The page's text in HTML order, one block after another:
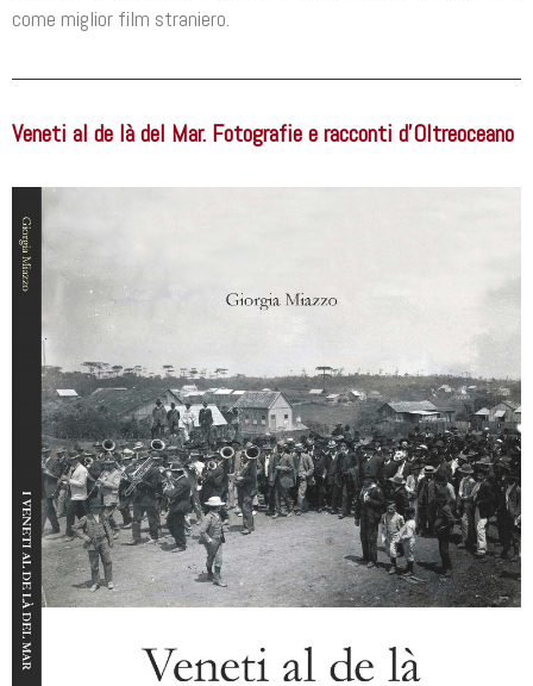
come miglior film straniero.
Veneti al de là del Mar. Fotografie e racconti d’Oltreoceano